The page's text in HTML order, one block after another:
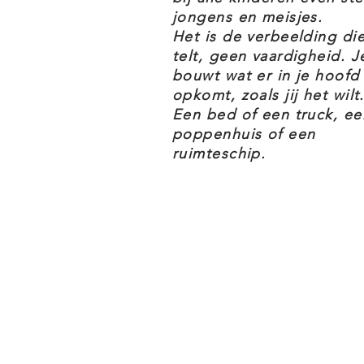
LEGO fans.
De LEGO Creator Expert 10276
thema's Exclusives & Creator
LEGO CREATOR EXPERT 10276
Breng je eigen versie van het
deze boeiende en
Met een ontzagwekkend
Colosseum de grootste
jongens en meisjes.
Het is de verbeelding
telt, geen vaardigheid.
bouwt wat er in je hoofd
opkomt, zoals jij het
Een bed of een truck,
poppenhuis of een
ruimteschip.